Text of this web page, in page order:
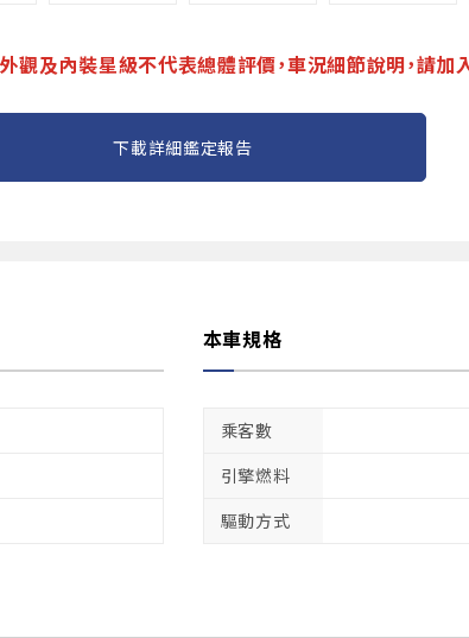
觀及內裝星級不代表總體評價，車況細節說明，請加
下載詳細鑑定報告
本車規格
乘客數
引擎燃料
驅動方式